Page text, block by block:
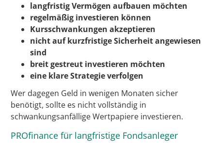
langfristig Vermögen aufbauen möchten
regelmäßig investieren können
Kursschwankungen akzeptieren
nicht auf kurzfristige Sicherheit angewiesen
sind
breit gestreut investieren möchten
eine klare Strategie verfolgen
Wer dagegen Geld in wenigen Monaten sicher
benötigt, sollte es nicht vollständig in
schwankungsanfällige Wertpapiere investieren.
PROfinance für langfristige Fondsanleger